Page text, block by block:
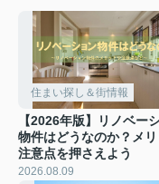
住まい探し＆街情報
【2026年版】リノベー
物件はどうなのか？メリ
注意点を押さえよう
2026.08.09